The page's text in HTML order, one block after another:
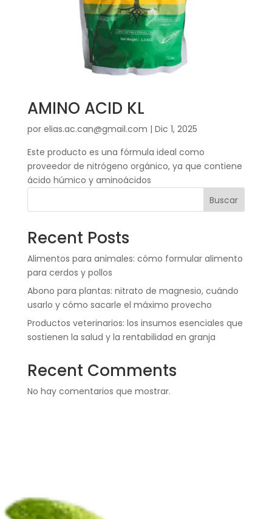
AMINO ACID KL
por elias.ac.can@gmail.com | Dic 1, 2025
Este producto es una fórmula ideal como
proveedor de nitrógeno orgánico, ya que contiene
ácido húmico y aminoácidos
Buscar
Recent Posts
Alimentos para animales: cómo formular alimento
para cerdos y pollos
Abono para plantas: nitrato de magnesio, cuándo
usarlo y cómo sacarle el máximo provecho
Productos veterinarios: los insumos esenciales que
sostienen la salud y la rentabilidad en granja
Recent Comments
No hay comentarios que mostrar.